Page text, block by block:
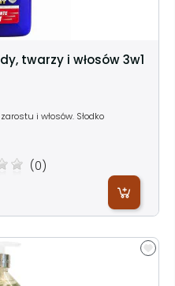
twarzy i włosów 3w1
i włosów. Słodko
(0)